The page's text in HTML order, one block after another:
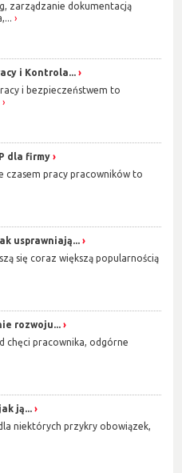
zarządzanie dokumentacją
i Kontrola...
i bezpieczeństwem to
dla firmy
czasem pracy pracowników to
usprawniają...
się coraz większą popularnością
rozwoju...
chęci pracownika, odgórne
ją...
niektórych przykry obowiązek,